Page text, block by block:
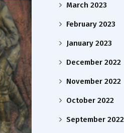
March 2023
February 2023
January 2023
December 2022
November 2022
October 2022
September 2022